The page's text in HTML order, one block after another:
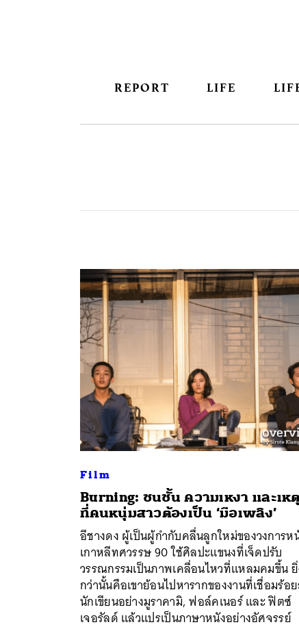
REPORT LIFE
Film
Burning: ชนชั้น ความเหงา และเห
ที่คนหนุ่มสาวต้องเป็น ‘มือเพลิง’
อีชางดง ผู้เป็นผู้กำกับคลื่นลูกใหม่ของวงการห
เกาหลีทศวรรษ 90 ใช้ศิลปะแขนงที่เจ็ดปรับ
วรรณกรรมเป็นภาพเคลื่อนไหวที่แหลมคมขึ้น
กว่านั้นคือเขาย้อนไปหารากของงานที่เชื่อมร้อ
นักเขียนอย่างมูราคามิ, ฟอล์คเนอร์ และ ฟิตซ์
เจอรัลด์ แล้วแปรเป็นภาษาหนังอย่างอัศจรรย์